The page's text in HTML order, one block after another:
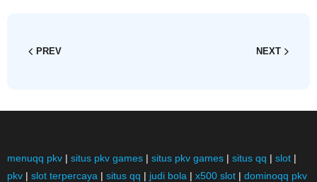
PREV NEXT
menuqq pkv | situs pkv games | situs pkv games | situs qq | slot |
pkv | slot terpercaya | situs qq | judi bola | x500 slot | dominoqq pkv